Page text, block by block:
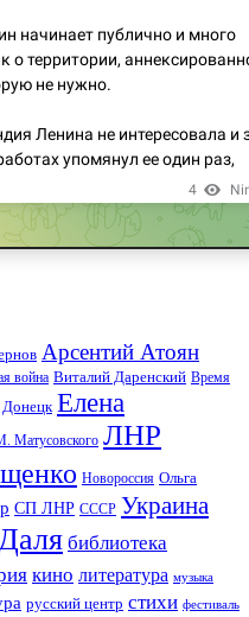
Арсентий Атоян
война Виталий Даренский Время
Донецк Елена
Матусовского ЛНР
Новороссия Ольга
СП ЛНР СССР Украина
библиотека
кино литература музыка
русский центр стихи фестиваль